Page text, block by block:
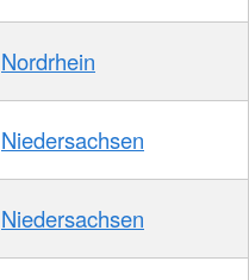
Nordrhein
Niedersachsen
Niedersachsen